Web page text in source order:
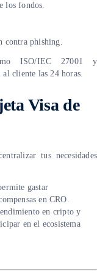
los fondos.
contra phishing.
ISO/IEC 27001 y
cliente las 24 horas.
Visa de
tus necesidades
gastar
en CRO.
en cripto y
en el ecosistema